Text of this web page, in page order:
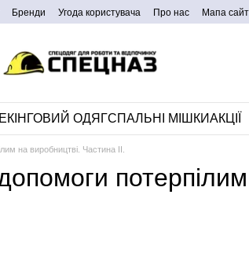
Бренди Угода користувача Про нас Мапа
ОДЯГСПАЛЬНІ МІШКИАКЦІЇ
на виробництві. Частина II.